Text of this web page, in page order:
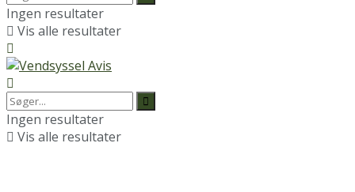
Ingen resultater
Vis alle resultater
Ingen resultater
Vis alle resultater